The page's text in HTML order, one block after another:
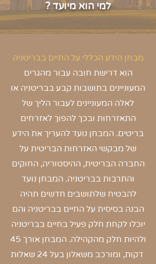
למי הוא מיועד ?
מבחן הידע הכללי על החיים בבריטניה
הוא דרישת חובה עבור מהגרים
המעוניינים בתושבות קבע בבריטניה או
לאלה המעוניינים לעבור הליך של
התאזרחות ובכך להפוך לאזרחים
בריטים. המבחן נועד להעריך את הידע
של מבקשי האזרחות הבריטית על
החברה הבריטית, ההיסטוריה, החוקים
והתרבות בבריטניה. המבחן נועד
להבטיח שלתושבים חדשים תהיה
הבנה בסיסית על החיים בבריטניה והם
יוכלו לקחת חלק פעיל בחיים בבריטניה
ולהיות חלק מהקהילה. המבחן אורך 45
דקות, ומורכב משאלון בעל 24 שאלות